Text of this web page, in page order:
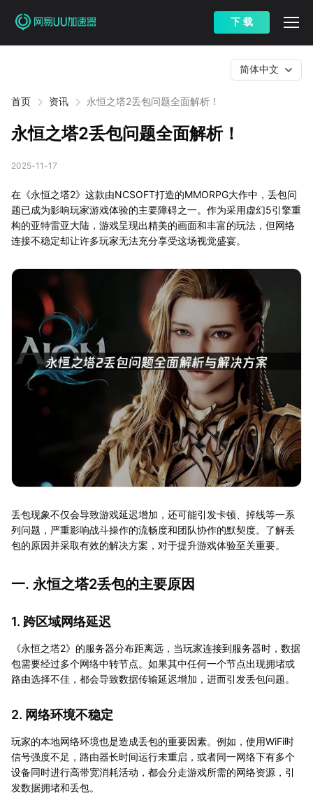
下 载
首页 资讯 永恒之塔2丢包问题全面解析！
简体中文
永恒之塔2丢包问题全面解析！
2025-11-17
在《永恒之塔2》这款由NCSOFT打造的MMORPG大作中，丢包问
题已成为影响玩家游戏体验的主要障碍之一。作为采用虚幻5引擎重
构的亚特雷亚大陆，游戏呈现出精美的画面和丰富的玩法，但网络
连接不稳定却让许多玩家无法充分享受这场视觉盛宴。
丢包现象不仅会导致游戏延迟增加，还可能引发卡顿、掉线等一系
列问题，严重影响战斗操作的流畅度和团队协作的默契度。了解丢
包的原因并采取有效的解决方案，对于提升游戏体验至关重要。
一. 永恒之塔2丢包的主要原因
1. 跨区域网络延迟
《永恒之塔2》的服务器分布距离远，当玩家连接到服务器时，数据
包需要经过多个网络中转节点。如果其中任何一个节点出现拥堵或
路由选择不佳，都会导致数据传输延迟增加，进而引发丢包问题。
2. 网络环境不稳定
玩家的本地网络环境也是造成丢包的重要因素。例如，使用WiFi时
信号强度不足，路由器长时间运行未重启，或者同一网络下有多个
设备同时进行高带宽消耗活动，都会分走游戏所需的网络资源，引
发数据拥堵和丢包。